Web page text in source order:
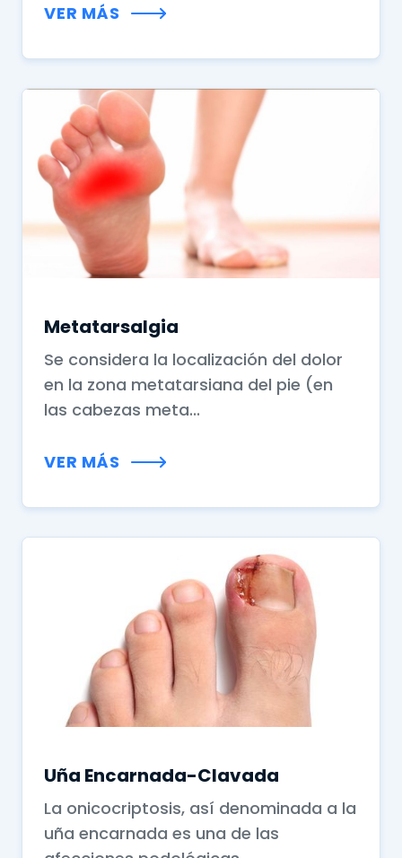
VER MÁS
Metatarsalgia
Se considera la localización del dolor
en la zona metatarsiana del pie (en
las cabezas meta...
VER MÁS
Uña Encarnada-Clavada
La onicocriptosis, así denominada a la
uña encarnada es una de las